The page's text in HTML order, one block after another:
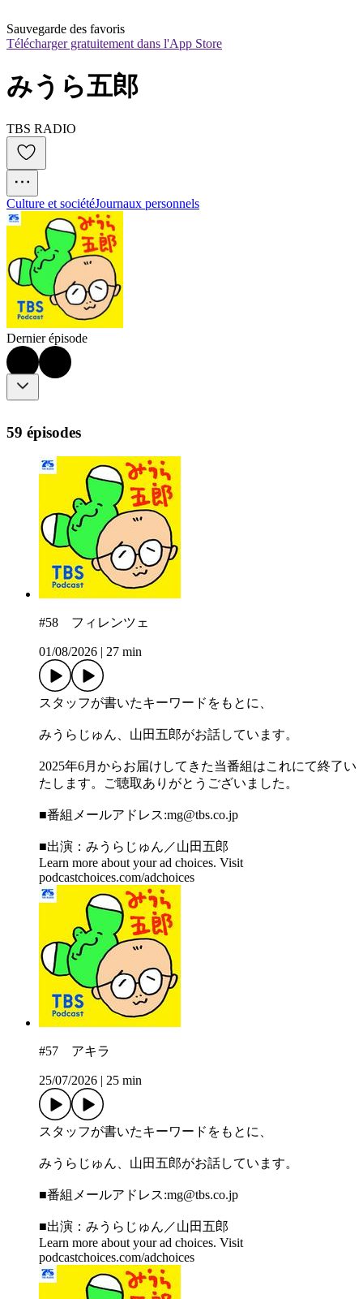
Sauvegarde des favoris
Télécharger gratuitement dans l'App Store
みうら五郎
TBS RADIO
Culture et sociétéJournaux personnels
Dernier épisode
59 épisodes
#58 フィレンツェ
01/08/2026 27 min
スタッフが書いたキーワードをもとに、
みうらじゅん、山田五郎がお話しています。
2025年6月からお届けしてきた当番組はこれにて終了い
たします。ご聴取ありがとうございました。
■番組メールアドレス:⁠⁠⁠⁠⁠⁠⁠⁠⁠⁠⁠⁠⁠⁠⁠⁠⁠⁠⁠⁠⁠⁠⁠⁠⁠⁠⁠⁠⁠⁠⁠⁠mg@tbs.co.jp⁠⁠⁠⁠⁠⁠⁠⁠⁠⁠⁠⁠⁠⁠⁠⁠⁠⁠⁠⁠⁠⁠⁠⁠⁠⁠⁠⁠⁠⁠⁠⁠
■出演：みうらじゅん／山田五郎
Learn more about your ad choices. Visit
podcastchoices.com/adchoices
#57 アキラ
25/07/2026 25 min
スタッフが書いたキーワードをもとに、
みうらじゅん、山田五郎がお話しています。
■番組メールアドレス:⁠⁠⁠⁠⁠⁠⁠⁠⁠⁠⁠⁠⁠⁠⁠⁠⁠⁠⁠⁠⁠⁠⁠⁠⁠⁠⁠⁠⁠⁠⁠⁠mg@tbs.co.jp⁠⁠⁠⁠⁠⁠⁠⁠⁠⁠⁠⁠⁠⁠⁠⁠⁠⁠⁠⁠⁠⁠⁠⁠⁠⁠⁠⁠⁠⁠⁠⁠
■出演：みうらじゅん／山田五郎
Learn more about your ad choices. Visit
podcastchoices.com/adchoices